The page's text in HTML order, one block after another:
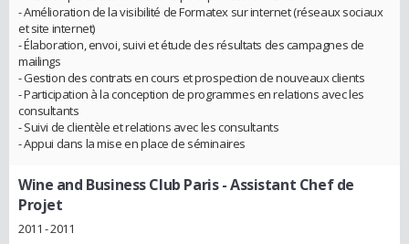
- Amélioration de la visibilité de Formatex sur internet (réseaux sociaux
et site internet)
- Élaboration, envoi, suivi et étude des résultats des campagnes de
mailings
- Gestion des contrats en cours et prospection de nouveaux clients
- Participation à la conception de programmes en relations avec les
consultants
- Suivi de clientèle et relations avec les consultants
- Appui dans la mise en place de séminaires
Wine and Business Club Paris- Assistant Chef de
Projet
2011 - 2011